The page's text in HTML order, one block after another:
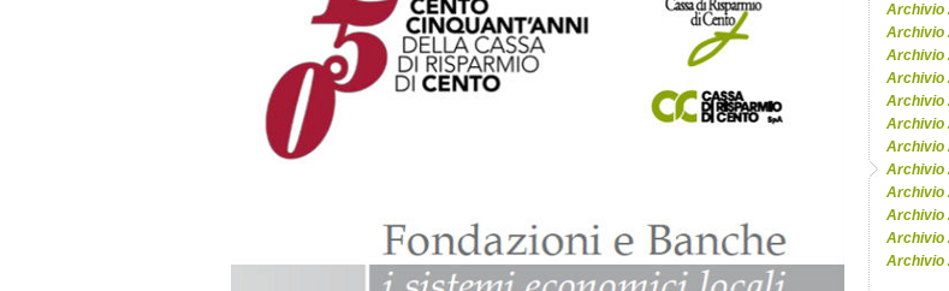
Archivio
Archivio
Archivio
Archivio
Archivio
Archivio
Archivio
Archivio
Archivio
Archivio
Archivio
Archivio